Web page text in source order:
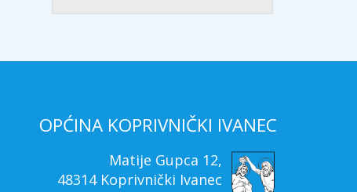
OPĆINA KOPRIVNIČKI IVANEC
Matije Gupca 12,
48314 Koprivnički Ivanec